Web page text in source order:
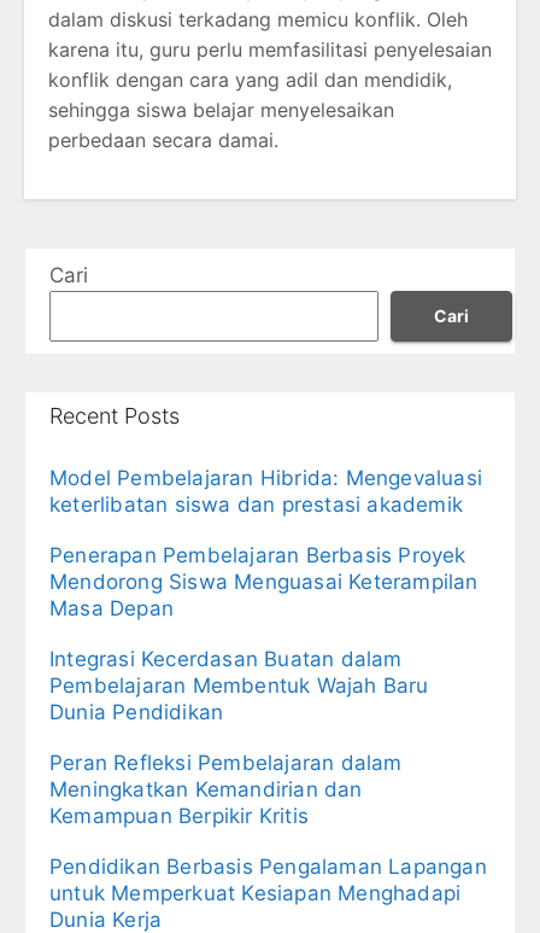
dalam diskusi terkadang memicu konflik. Oleh
karena itu, guru perlu memfasilitasi penyelesaian
konflik dengan cara yang adil dan mendidik,
sehingga siswa belajar menyelesaikan
perbedaan secara damai.
Cari
Cari
Recent Posts
Model Pembelajaran Hibrida: Mengevaluasi
keterlibatan siswa dan prestasi akademik
Penerapan Pembelajaran Berbasis Proyek
Mendorong Siswa Menguasai Keterampilan
Masa Depan
Integrasi Kecerdasan Buatan dalam
Pembelajaran Membentuk Wajah Baru
Dunia Pendidikan
Peran Refleksi Pembelajaran dalam
Meningkatkan Kemandirian dan
Kemampuan Berpikir Kritis
Pendidikan Berbasis Pengalaman Lapangan
untuk Memperkuat Kesiapan Menghadapi
Dunia Kerja